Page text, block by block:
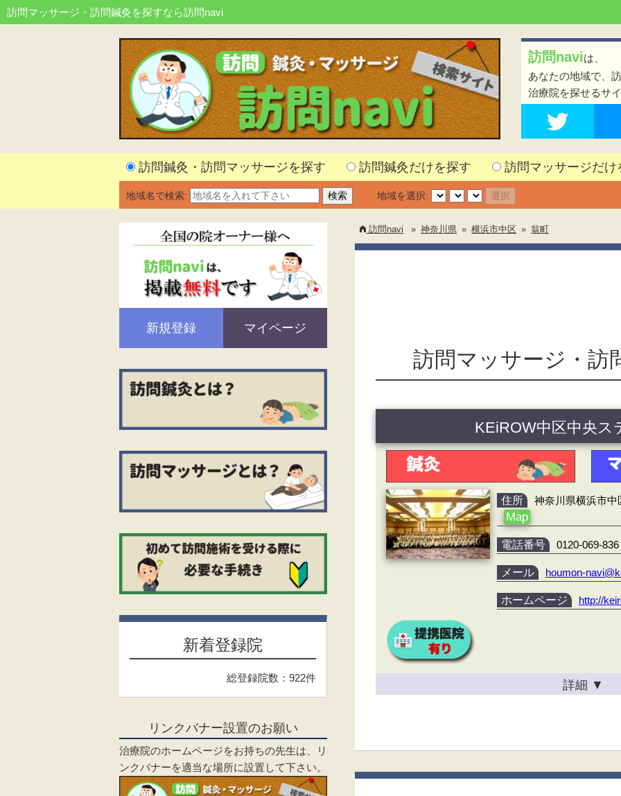
訪問マッサージ・訪問鍼灸を探すなら訪問navi
訪問naviは、
あなたの地域で、
治療院を探せるサ
訪問鍼灸・訪問マッサージを探す 訪問鍼灸だけを探す 訪問マッサージだけ
地域名で検索: 地域を選択:
訪問navi » 神奈川県 » 横浜市中区 » 翁町
訪問マッサージ・訪
KEiROW中区中央ス
住所 神奈川県横浜市中
Map
電話番号 0120-069-836
メール houmon-
ホームページ http://
詳細 ▼
新規登録 マイページ
新着登録院
総登録院数：922件
リンクバナー設置のお願い
治療院のホームページをお持ちの先生は、リ
ンクバナーを適当な場所に設置して下さい。